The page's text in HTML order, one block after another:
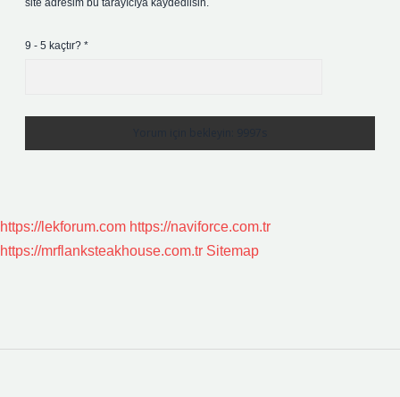
site adresim bu tarayıcıya kaydedilsin.
9 - 5 kaçtır? *
https://lekforum.com https://naviforce.com.tr
https://mrflanksteakhouse.com.tr Sitemap